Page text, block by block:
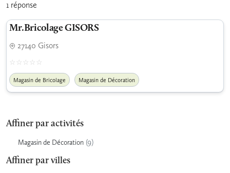
Affiner par activités
Magasin de Décoration (9)
Affiner par villes
1 réponse
Mr.Bricolage GISORS
27140 Gisors
Magasin de Bricolage Magasin de Décoration